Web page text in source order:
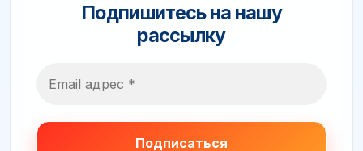
Подпишитесь на нашу
рассылку